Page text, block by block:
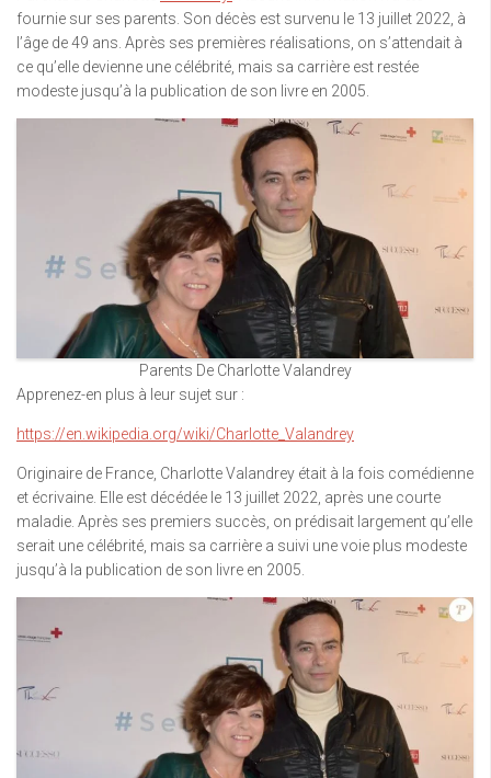
fournie sur ses parents. Son décès est survenu le 13 juillet 2022, à
l’âge de 49 ans. Après ses premières réalisations, on s’attendait à
ce qu’elle devienne une célébrité, mais sa carrière est restée
modeste jusqu’à la publication de son livre en 2005.
Parents De Charlotte Valandrey
Apprenez-en plus à leur sujet sur :
https://en.wikipedia.org/wiki/Charlotte_Valandrey
Originaire de France, Charlotte Valandrey était à la fois comédienne
et écrivaine. Elle est décédée le 13 juillet 2022, après une courte
maladie. Après ses premiers succès, on prédisait largement qu’elle
serait une célébrité, mais sa carrière a suivi une voie plus modeste
jusqu’à la publication de son livre en 2005.